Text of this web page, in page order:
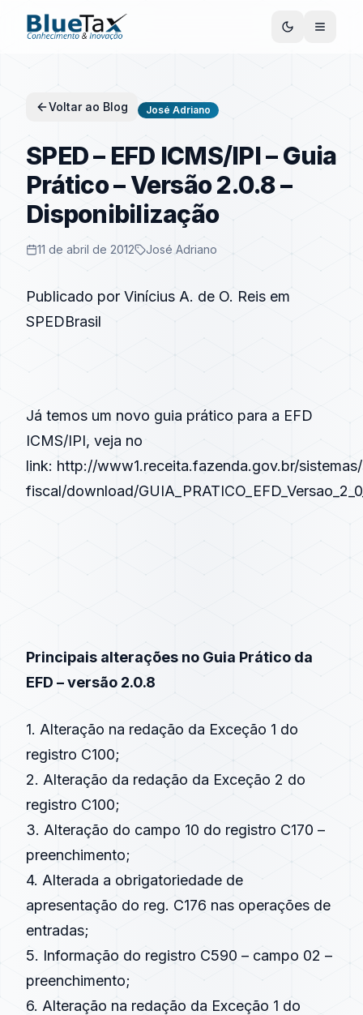
Voltar ao Blog José Adriano
SPED – EFD ICMS/IPI – Guia
Prático – Versão 2.0.8 –
Disponibilização
11 de abril de 2012 José Adriano
Publicado por Vinícius A. de O. Reis em
SPEDBrasil
Já temos um novo guia prático para a EFD
ICMS/IPI, veja no
link: http://www1.receita.fazenda.gov.br/
fiscal/download/
Principais alterações no Guia Prático da
EFD – versão 2.0.8
1. Alteração na redação da Exceção 1 do
registro C100;
2. Alteração da redação da Exceção 2 do
registro C100;
3. Alteração do campo 10 do registro C170 –
preenchimento;
4. Alterada a obrigatoriedade de
apresentação do reg. C176 nas operações de
entradas;
5. Informação do registro C590 – campo 02 –
preenchimento;
6. Alteração na redação da Exceção 1 do